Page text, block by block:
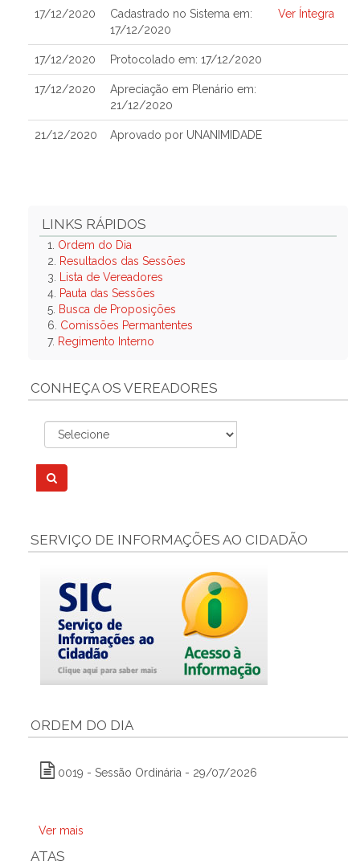
17/12/2020
Cadastrado no Sistema em:
17/12/2020
Ver Íntegra
17/12/2020 Protocolado em: 17/12/2020
17/12/2020
Apreciação em Plenário em:
21/12/2020
21/12/2020 Aprovado por UNANIMIDADE
LINKS RÁPIDOS
1. Ordem do Dia
2.
Resultados das Sessões
3.
Lista de Vereadores
4. Pauta das Sessões
5. Busca de Proposições
6. Comissões Permantentes
7. Regimento Interno
CONHEÇA OS VEREADORES
SERVIÇO DE INFORMAÇÕES AO CIDADÃO
ORDEM DO DIA
0019 - Sessão Ordinária - 29/07/2026
Ver mais
ATAS